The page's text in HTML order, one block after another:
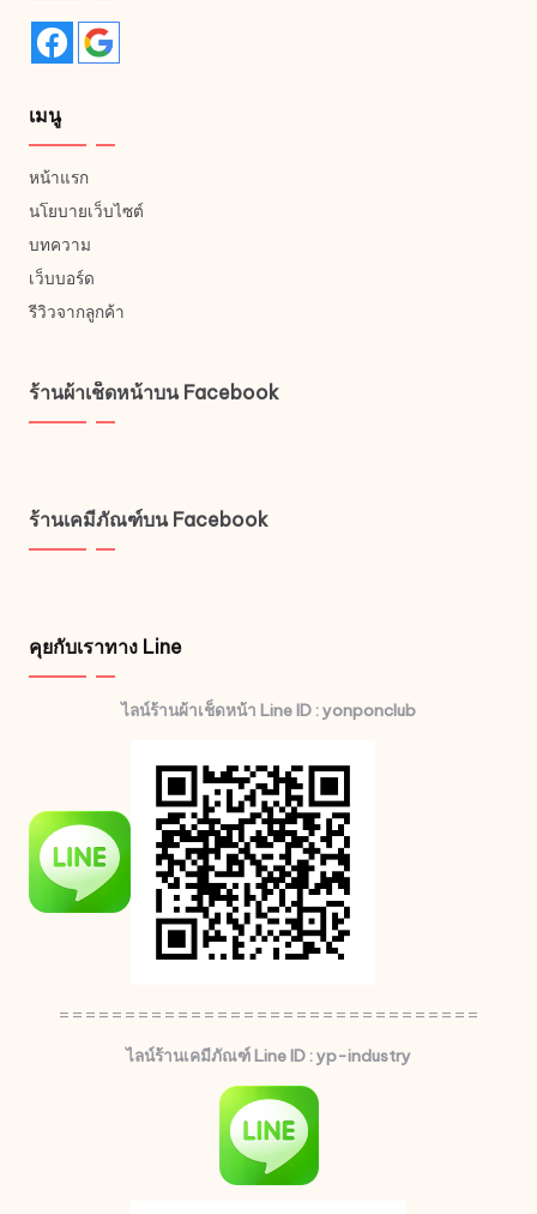
เมนู
หน้าแรก
นโยบายเว็บไซต์
บทความ
เว็บบอร์ด
รีวิวจากลูกค้า
ร้านผ้าเช็ดหน้าบน Facebook
ร้านเคมีภัณฑ์บน Facebook
คุยกับเราทาง Line
ไลน์ร้านผ้าเช็ดหน้า Line ID : yonponclub
================================
ไลน์ร้านเคมีภัณฑ์ Line ID : yp-industry